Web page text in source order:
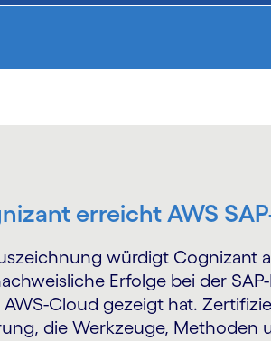
erreicht AWS
würdigt Cognizant
Erfolge bei der
AWS-Cloud gezeigt hat.
die Werk­zeuge, Methoden